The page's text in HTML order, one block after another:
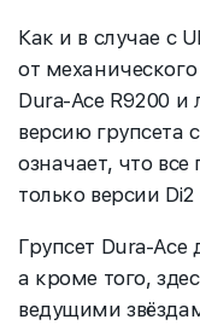
Как и в случае с
от
Dura-Ace R9200
версию групсета
означает, что
только версии
Групсет Dura-
а кроме того,
ведущими